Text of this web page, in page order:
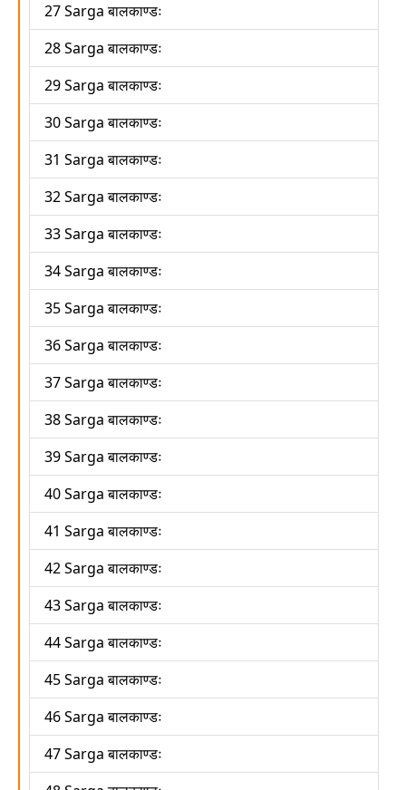
27 Sarga बालकाण्डः
28 Sarga बालकाण्डः
29 Sarga बालकाण्डः
30 Sarga बालकाण्डः
31 Sarga बालकाण्डः
32 Sarga बालकाण्डः
33 Sarga बालकाण्डः
34 Sarga बालकाण्डः
35 Sarga बालकाण्डः
36 Sarga बालकाण्डः
37 Sarga बालकाण्डः
38 Sarga बालकाण्डः
39 Sarga बालकाण्डः
40 Sarga बालकाण्डः
41 Sarga बालकाण्डः
42 Sarga बालकाण्डः
43 Sarga बालकाण्डः
44 Sarga बालकाण्डः
45 Sarga बालकाण्डः
46 Sarga बालकाण्डः
47 Sarga बालकाण्डः